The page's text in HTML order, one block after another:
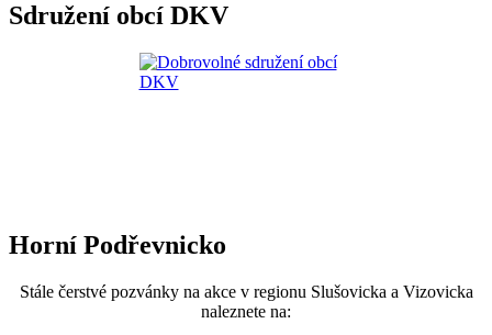
Sdružení obcí DKV
Horní Podřevnicko
Stále čerstvé pozvánky na akce v regionu Slušovicka a Vizovicka
naleznete na: